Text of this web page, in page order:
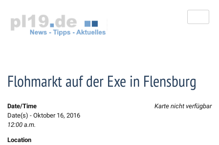
springen
Flohmarkt auf der Exe in Flensburg
Karte nicht verfügbar
Date/Time
Date(s) - Oktober 16, 2016
12:00 a.m.
Location